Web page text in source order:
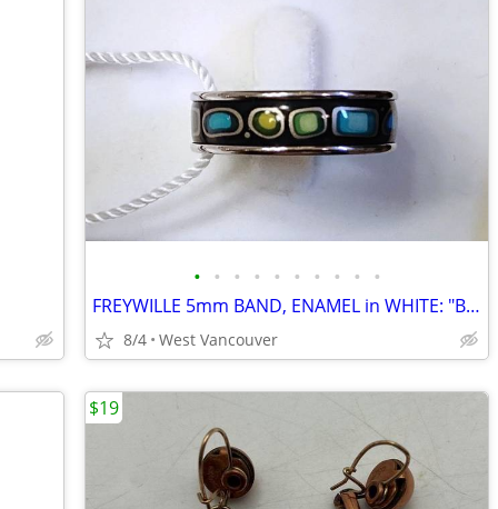
• • • • • • • • • •
FREYWILLE 5mm BAND, ENAMEL in WHITE: "BLUE PASSION". SIZE 7.5. NEW
8/4 West Vancouver
$19